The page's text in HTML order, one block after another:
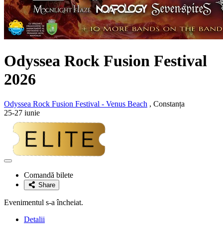
Odyssea Rock Fusion Festival
2026
Odyssea Rock Fusion Festival - Venus Beach , Constanța
25-27 iunie
Adaugă
favoriteComandă bilete
Share
Evenimentul s-a încheiat.
Detalii